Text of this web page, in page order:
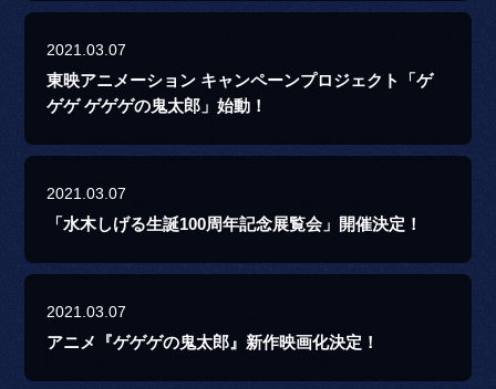
2021.03.07
東映アニメーション キャンペーンプロジェクト「ゲ
ゲゲ ゲゲゲの鬼太郎」始動！
2021.03.07
「水木しげる生誕100周年記念展覧会」開催決定！
2021.03.07
アニメ『ゲゲゲの鬼太郎』新作映画化決定！